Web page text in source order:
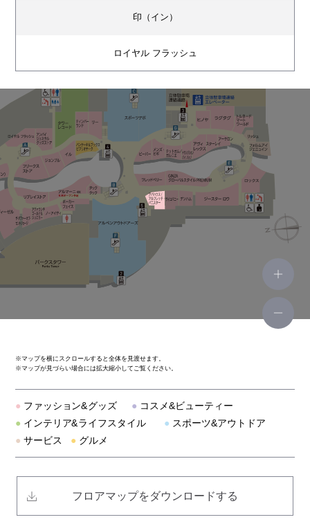
印（イン）
ロイヤル フラッシュ
アンバイ ジェネラルグッズストア
フリークス ストア
ジョンブル
ILS（イル）
パンケーキ＆ブックス ビブリオテーク
タワーレコード
ビーバー
※マップを横にスクロールすると全体を見渡せます。
※マップが見づらい場合には拡大縮小してご覧ください。
● ファッション&グッズ ● コスメ&ビューティー
● インテリア&ライフスタイル ● スポーツ&アウトドア
● サービス ● グルメ
フロアマップをダウンロードする